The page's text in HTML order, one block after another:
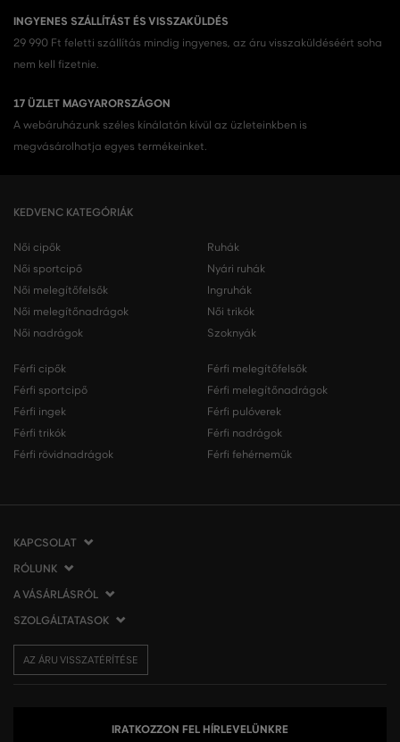
INGYENES SZÁLLÍTÁST ÉS VISSZAKÜLDÉS
29 990 Ft feletti szállítás mindig ingyenes, az áru visszaküldéséért soha
nem kell fizetnie.
17 ÜZLET MAGYARORSZÁGON
A webáruházunk széles kínálatán kívül az üzleteinkben is
megvásárolhatja egyes termékeinket.
KEDVENC KATEGÓRIÁK
Női cipők
Női sportcipő
Női melegítőfelsők
Női melegítőnadrágok
Női nadrágok
Ruhák
Nyári ruhák
Ingruhák
Női trikók
Szoknyák
Férfi cipők
Férfi sportcipő
Férfi ingek
Férfi trikók
Férfi rövidnadrágok
Férfi melegítőfelsők
Férfi melegítőnadrágok
Férfi pulóverek
Férfi nadrágok
Férfi fehérneműk
KAPCSOLAT
VERMONT Services Slovakia s. r. o.
Vlčie hrdlo 53
tel.: 06 1 901 1901
info@eshopgant.hu
RÓLUNK
Cégünkről
Elérhetőség
Affiliate
A VÁSÁRLÁSRÓL
A vásárlás menete
Az áru visszatérítése/visszáru
Személyes adatok kezelése
SZOLGÁLTATASOK
Szállítás és fizetés
Ajándékutalványok
AZ ÁRU VISSZATÉRÍTÉSE
IRATKOZZON FEL HÍRLEVELÜNKRE